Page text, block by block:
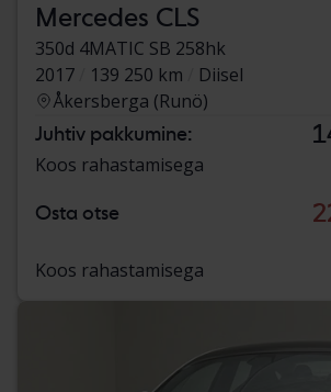
Mercedes CLS
350d 4MATIC SB 258hk
2017
139 250 km
Diisel
Åkersberga (Runö)
Juhtiv pakkumine:
Koos rahastamisega
Osta otse
Koos rahastamisega